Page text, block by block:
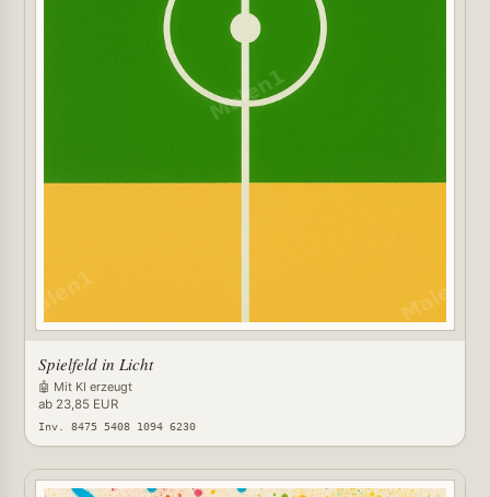
Spielfeld in Licht
🤖 Mit KI erzeugt
ab 23,85 EUR
Inv. 8475 5408 1094 6230